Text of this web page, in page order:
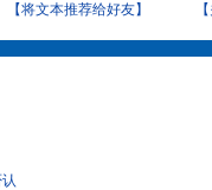
【将文本推荐给好友】